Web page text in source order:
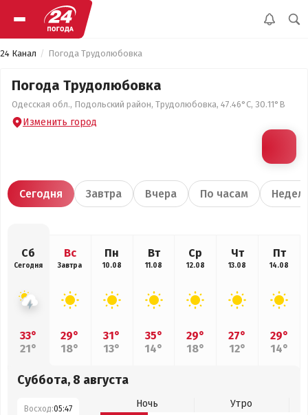
24 Канал Погода Трудолюбовка
Погода Трудолюбовка
Одесская обл., Подольский район, Трудолюбовка, 47.46°С, 30.11°В
Изменить город
Сегодня Завтра Вчера По часам
Сб
Сегодня
33°
21°
Вс
Завтра
29°
18°
Пн
10.08
31°
13°
Вт
11.08
35°
14°
Ср
12.08
29°
18°
Чт
13.08
27°
12°
Пт
14.08
29°
14°
Суббота, 8 августа
Восход:05:47 Ночь
Утро